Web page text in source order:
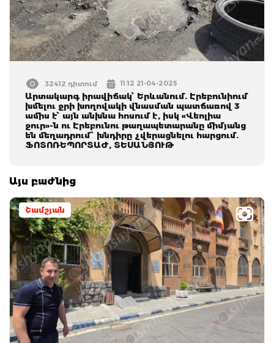
32412 դիտում 11:12 21-04-2025
Արտակարգ իրավիճակ՝ Երևանում. Էրեբունիում
խմելու ջրի խողովակի վնասման պատճառով 3
ամիս է՝ այն անխնա հոսում է, իսկ «Վեոլիա
ջուր»-ն ու Էրեբունու թաղապետարանը միմյանց
են մեղադրում՝ խնդիրը չվերացնելու հարցում.
ՖՈՏՈՌԵՊՈՐՏԱԺ, ՏԵՍԱՆՅՈՒԹ
Այս բաժնից
Շամշյան